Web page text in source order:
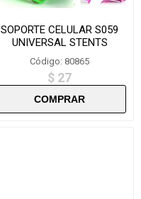
SOPORTE CELULAR S059
UNIVERSAL STENTS
Código: 80865
$ 27